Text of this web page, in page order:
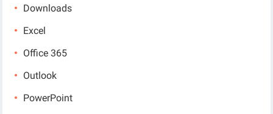
Downloads
Excel
Office 365
Outlook
PowerPoint